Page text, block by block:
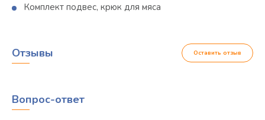
Комплект подвес, крюк для мяса
Отзывы Оставить отзыв
Вопрос-ответ